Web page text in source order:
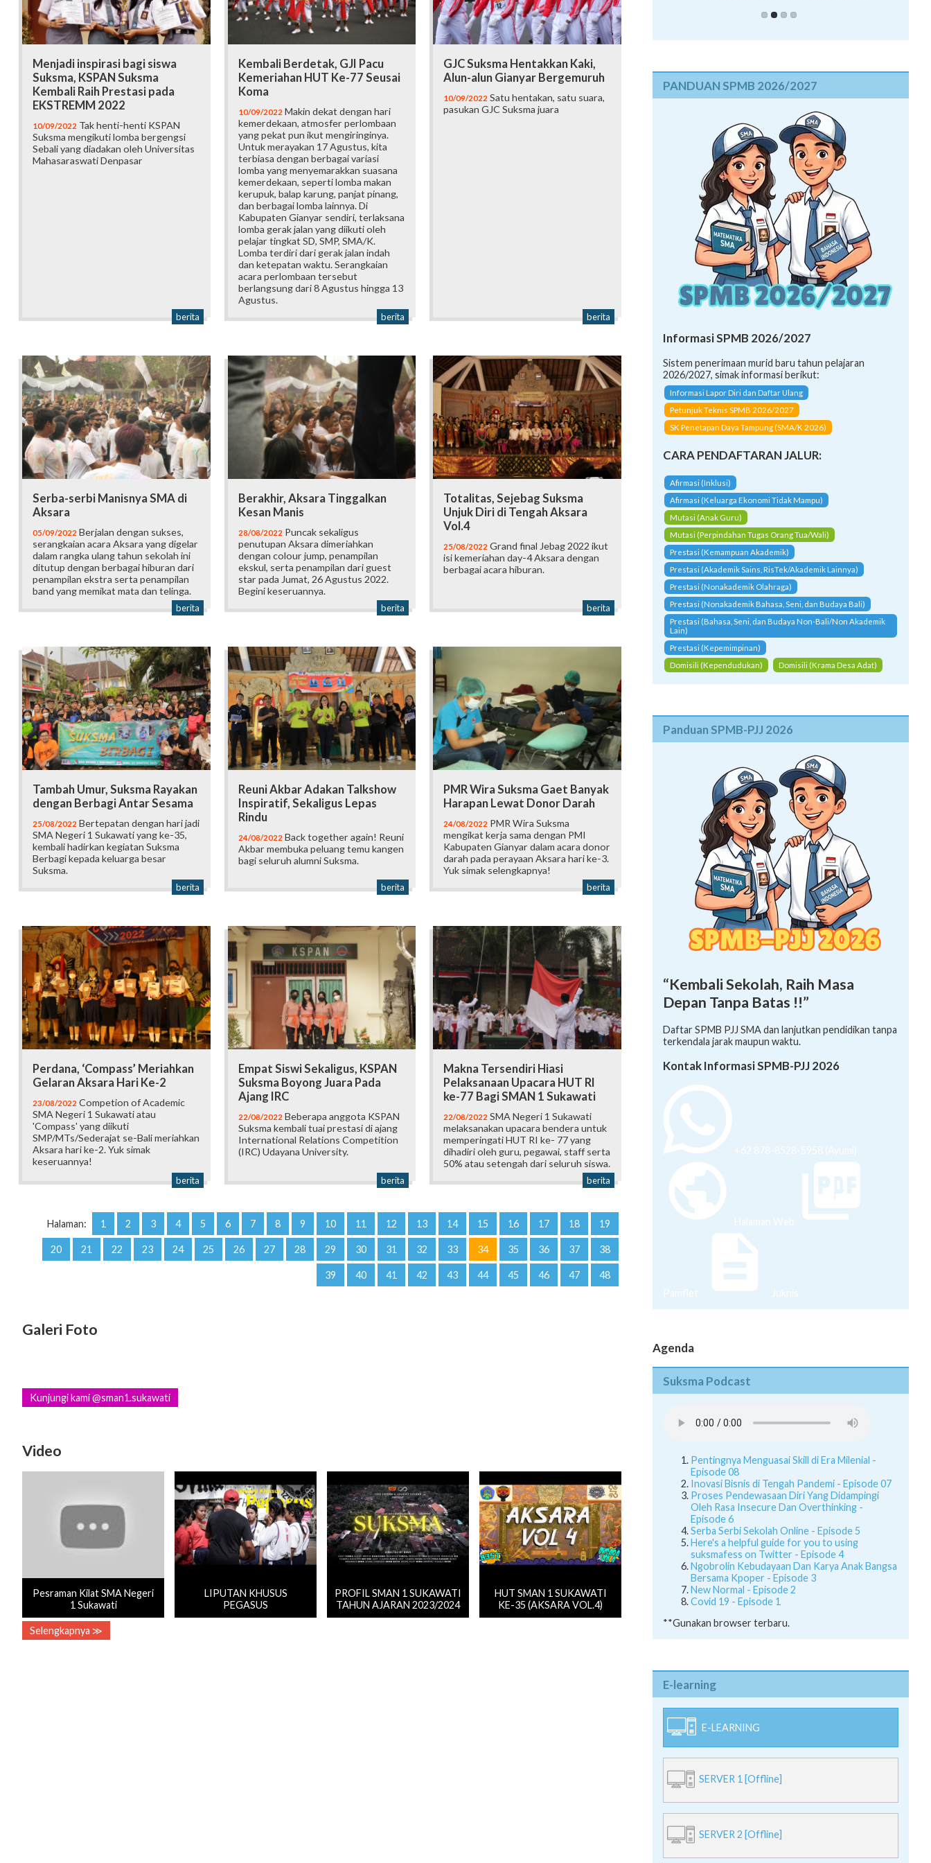
Menjadi inspirasi bagi siswa
Suksma, KSPAN Suksma
Kembali Raih Prestasi pada
EKSTREMM 2022
10/09/2022 Tak henti-henti KSPAN
Suksma mengikuti lomba bergengsi
Sebali yang diadakan oleh Universitas
Mahasaraswati Denpasar
berita
Kembali Berdetak, GJI Pacu
Kemeriahan HUT Ke-77 Seusai
Koma
10/09/2022 Makin dekat dengan hari
kemerdekaan, atmosfer perlombaan
yang pekat pun ikut mengiringinya.
Untuk merayakan 17 Agustus, kita
terbiasa dengan berbagai variasi
lomba yang menyemarakkan suasana
kemerdekaan, seperti lomba makan
kerupuk, balap karung, panjat pinang,
dan berbagai lomba lainnya. Di
Kabupaten Gianyar sendiri, terlaksana
lomba gerak jalan yang diikuti oleh
pelajar tingkat SD, SMP, SMA/K.
Lomba terdiri dari gerak jalan indah
dan ketepatan waktu. Serangkaian
acara perlombaan tersebut
berlangsung dari 8 Agustus hingga 13
Agustus.
berita
GJC Suksma Hentakkan Kaki,
Alun-alun Gianyar Bergemuruh
10/09/2022 Satu hentakan, satu suara,
pasukan GJC Suksma juara
berita
Serba-serbi Manisnya SMA di
Aksara
05/09/2022 Berjalan dengan sukses,
serangkaian acara Aksara yang digelar
dalam rangka ulang tahun sekolah ini
ditutup dengan berbagai hiburan dari
penampilan ekstra serta penampilan
band yang memikat mata dan telinga.
berita
Berakhir, Aksara Tinggalkan
Kesan Manis
28/08/2022 Puncak sekaligus
penutupan Aksara dimeriahkan
dengan colour jump, penampilan
ekskul, serta penampilan dari guest
star pada Jumat, 26 Agustus 2022.
Begini keseruannya.
berita
Totalitas, Sejebag Suksma
Unjuk Diri di Tengah Aksara
Vol.4
25/08/2022 Grand final Jebag 2022 ikut
isi kemeriahan day-4 Aksara dengan
berbagai acara hiburan.
berita
Tambah Umur, Suksma Rayakan
dengan Berbagi Antar Sesama
25/08/2022 Bertepatan dengan hari jadi
SMA Negeri 1 Sukawati yang ke-35,
kembali hadirkan kegiatan Suksma
Berbagi kepada keluarga besar
Suksma.
berita
Reuni Akbar Adakan Talkshow
Inspiratif, Sekaligus Lepas
Rindu
24/08/2022 Back together again! Reuni
Akbar membuka peluang temu kangen
bagi seluruh alumni Suksma.
berita
PMR Wira Suksma Gaet Banyak
Harapan Lewat Donor Darah
24/08/2022 PMR Wira Suksma
mengikat kerja sama dengan PMI
Kabupaten Gianyar dalam acara donor
darah pada perayaan Aksara hari ke-3.
Yuk simak selengkapnya!
berita
Perdana, ‘Compass’ Meriahkan
Gelaran Aksara Hari Ke-2
23/08/2022 Competion of Academic
SMA Negeri 1 Sukawati atau
'Compass' yang diikuti
SMP/MTs/Sederajat se-Bali meriahkan
Aksara hari ke-2. Yuk simak
keseruannya!
berita
Empat Siswi Sekaligus, KSPAN
Suksma Boyong Juara Pada
Ajang IRC
22/08/2022 Beberapa anggota KSPAN
Suksma kembali tuai prestasi di ajang
International Relations Competition
(IRC) Udayana University.
berita
Makna Tersendiri Hiasi
Pelaksanaan Upacara HUT RI
ke-77 Bagi SMAN 1 Sukawati
22/08/2022 SMA Negeri 1 Sukawati
melaksanakan upacara bendera untuk
memperingati HUT RI ke- 77 yang
dihadiri oleh guru, pegawai, staff serta
50% atau setengah dari seluruh siswa.
berita
Halaman: 1 2 3 4 5 6 7 8 9 10 11 12 13 14 15 16 17 18 19
20 21 22 23 24 25 26 27 28 29 30 31 32 33 34 35 36 37 38
39 40 41 42 43 44 45 46 47 48
Galeri Foto
Kunjungi kami @sman1.sukawati
Video
Pesraman Kilat SMA Negeri
1 Sukawati
LIPUTAN KHUSUS
PEGASUS
PROFIL SMAN 1 SUKAWATI
TAHUN AJARAN 2023/2024
HUT SMAN 1 SUKAWATI
KE-35 (AKSARA VOL.4)
Selengkapnya ≫
PANDUAN SPMB 2026/2027
Informasi SPMB 2026/2027
Sistem penerimaan murid baru tahun pelajaran
2026/2027, simak informasi berikut:
Informasi Lapor Diri dan Daftar Ulang
Petunjuk Teknis SPMB 2026/2027
SK Penetapan Daya Tampung (SMA/K 2026)
CARA PENDAFTARAN JALUR:
Afirmasi (Inklusi)
Afirmasi (Keluarga Ekonomi Tidak Mampu)
Mutasi (Anak Guru)
Mutasi (Perpindahan Tugas Orang Tua/Wali)
Prestasi (Kemampuan Akademik)
Prestasi (Akademik Sains, RisTek/Akademik Lainnya)
Prestasi (Nonakademik Olahraga)
Prestasi (Nonakademik Bahasa, Seni, dan Budaya Bali)
Prestasi (Bahasa, Seni, dan Budaya Non-Bali/Non Akademik
Lain)
Prestasi (Kepemimpinan)
Domisili (Kependudukan)
Domisili (Krama Desa Adat)
Panduan SPMB-PJJ 2026
“Kembali Sekolah, Raih Masa
Depan Tanpa Batas !!”
Daftar SPMB PJJ SMA dan lanjutkan pendidikan tanpa
terkendala jarak maupun waktu.
Kontak Informasi SPMB-PJJ 2026
+62 878-8528-5958 (Ayumi)
Halaman Web
Pamflet Juknis
Agenda
Suksma Podcast
Pentingnya Menguasai Skill di Era Milenial -
Episode 08
Inovasi Bisnis di Tengah Pandemi - Episode 07
Proses Pendewasaan Diri Yang Didampingi
Oleh Rasa Insecure Dan Overthinking -
Episode 6
Serba Serbi Sekolah Online - Episode 5
Here's a helpful guide for you to using
suksmafess on Twitter - Episode 4
Ngobrolin Kebudayaan Dan Karya Anak Bangsa
Bersama Kpoper - Episode 3
New Normal - Episode 2
Covid 19 - Episode 1
**Gunakan browser terbaru.
E-learning
E-LEARNING
SERVER 1 [Offline]
SERVER 2 [Offline]